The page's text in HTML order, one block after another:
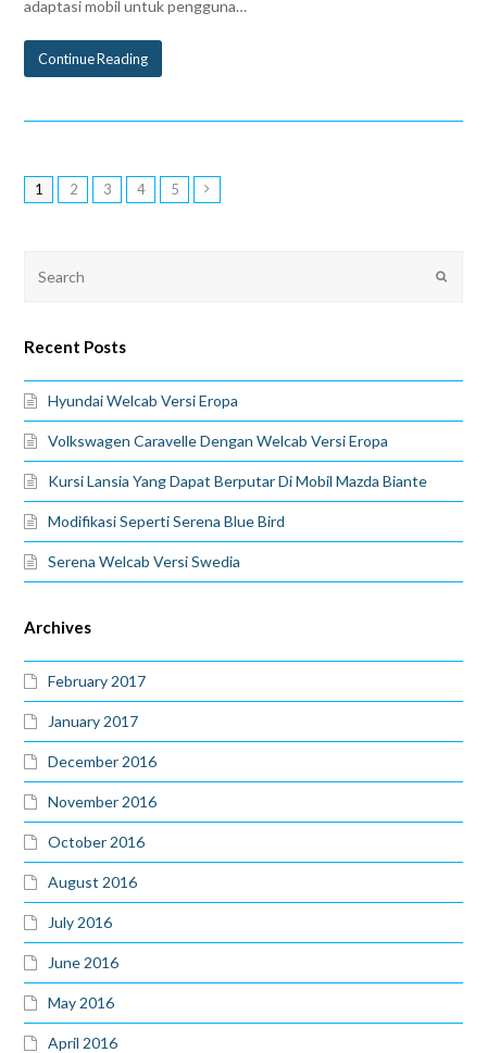
adaptasi mobil untuk pengguna…
Continue Reading
1 2 3 4 5
Recent Posts
Hyundai Welcab Versi Eropa
Volkswagen Caravelle Dengan Welcab Versi Eropa
Kursi Lansia Yang Dapat Berputar Di Mobil Mazda Biante
Modifikasi Seperti Serena Blue Bird
Serena Welcab Versi Swedia
Archives
February 2017
January 2017
December 2016
November 2016
October 2016
August 2016
July 2016
June 2016
May 2016
April 2016